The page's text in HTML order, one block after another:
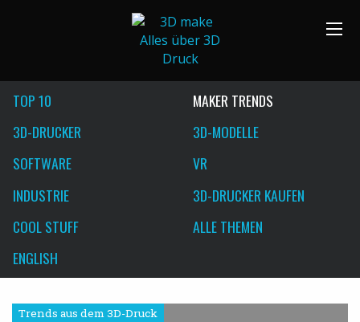
TOP 10
MAKER TRENDS
3D-DRUCKER
3D-MODELLE
SOFTWARE
VR
INDUSTRIE
3D-DRUCKER KAUFEN
COOL STUFF
ALLE THEMEN
ENGLISH
Trends aus dem 3D-Druck